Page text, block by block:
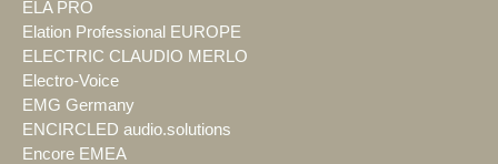
ELA PRO
Elation Professional EUROPE
ELECTRIC CLAUDIO MERLO
Electro-Voice
EMG Germany
ENCIRCLED audio.solutions
Encore EMEA